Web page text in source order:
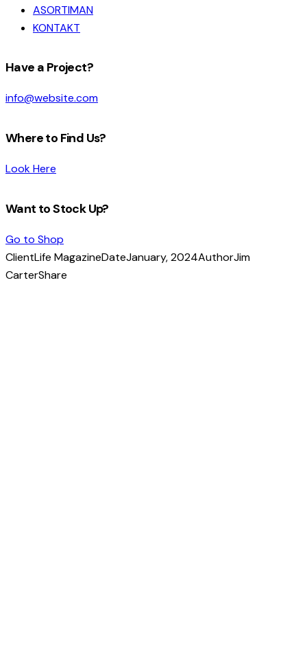
ASORTIMAN
KONTAKT
facebook-
instagram
Have a Project?
info@website.com
Where to Find Us?
Look Here
Want to Stock Up?
Go to Shop
ClientLife MagazineDateJanuary, 2024AuthorJim
CarterShare